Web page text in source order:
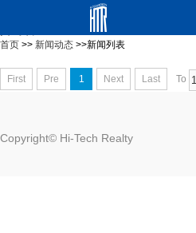
111111111111111111111
首页 >> 新闻动态 >>新闻列表
First Pre 1 Next Last To
Copyright© Hi-Tech Realty